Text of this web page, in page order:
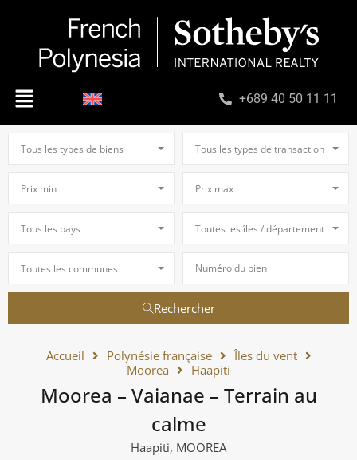
+689 40 50 11 11
Tous les types de biens Tous les types de transaction
Prix min Prix max
Tous les pays Toutes les îles / départements
Toutes les communes
Rechercher
Accueil Polynésie française
Îles du vent
Moorea
Haapiti
Moorea – Vaianae – Terrain au
calme
Haapiti, MOOREA